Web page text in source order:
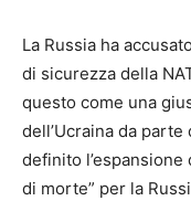
La Russia ha
di sicurezza della
questo come una
dell’Ucraina da
definito l’espansione
di morte” per la